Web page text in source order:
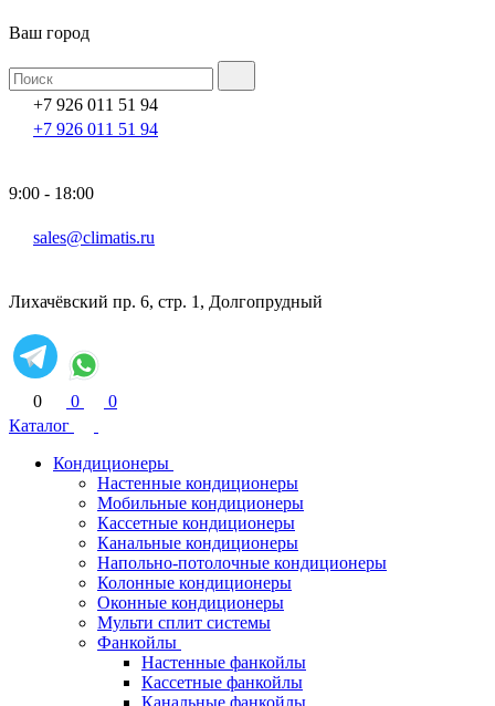
Ваш город
+7 926 011 51 94
+7 926 011 51 94
9:00 - 18:00
sales@climatis.ru
Лихачёвский пр. 6, стр. 1, Долгопрудный
0 0
0
Каталог
Кондиционеры
Настенные кондиционеры
Мобильные кондиционеры
Кассетные кондиционеры
Канальные кондиционеры
Напольно-потолочные кондиционеры
Колонные кондиционеры
Оконные кондиционеры
Мульти сплит системы
Фанкойлы
Настенные фанкойлы
Кассетные фанкойлы
Канальные фанкойлы